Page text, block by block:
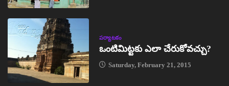
పర్యాటకం
ఒంటిమిట్టకు ఎలా చేరుకోవచ్చు?
Saturday, February 21, 2015